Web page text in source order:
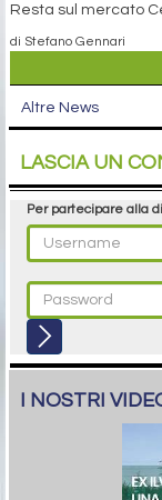
Resta sul mercato
di Stefano Gennari
Altre News
LASCIA UN
Per partecipare alla
I NOSTRI